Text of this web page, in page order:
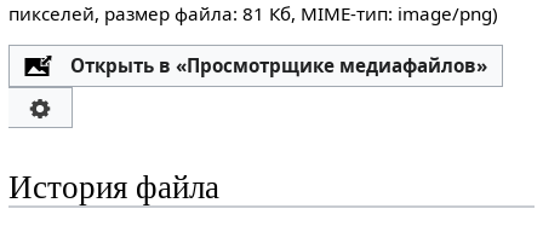
пикселей, размер файла: 81 Кб, MIME-тип: image/png)
Открыть в «Просмотрщике медиафайлов»
История файла